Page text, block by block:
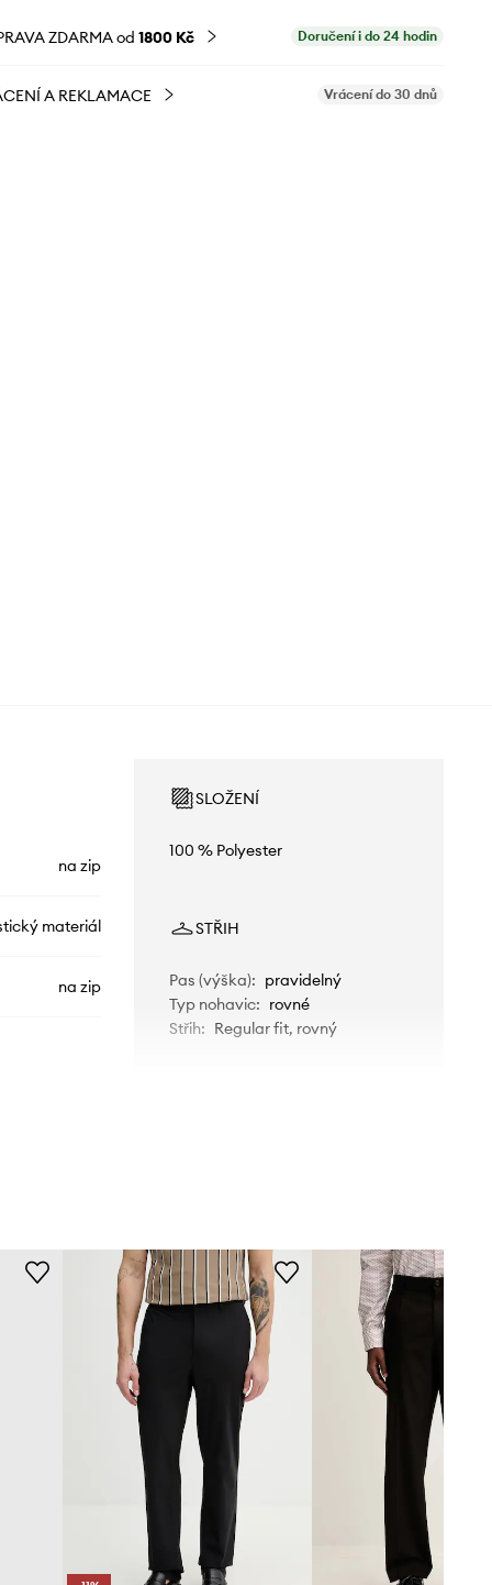
ZDARMA od 1800 Kč Doručení i do 24 hodin
A REKLAMACE Vrácení do 30 dnů
na zip
materiál
na zip
Margiela
SLOŽENÍ
100 % Polyester
STŘIH
Pas (výška): pravidelný
Typ nohavic: rovné
Střih: Regular fit, rovný